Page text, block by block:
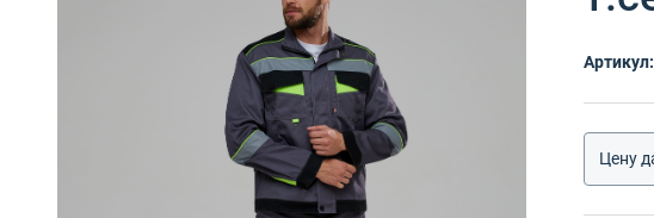
Артикул:
Цену